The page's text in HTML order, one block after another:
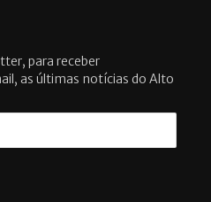
para receber
as últimas notícias do Alto